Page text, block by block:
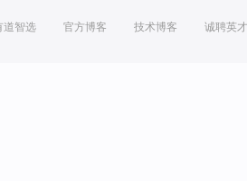
道智选 官方博客 技术博客 诚聘英才